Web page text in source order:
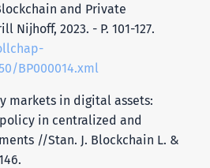
and Private
Nijhoff, 2023. - P. 101-127.
BP000014.xml
markets in digital assets:
in centralized and
//Stan. J. Blockchain L. &